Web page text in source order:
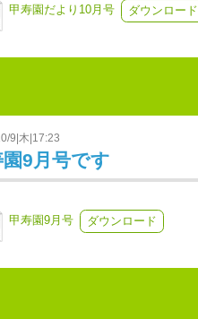
甲寿園だより10月号 ダウンロード
9|木|17:23
園9月号です
甲寿園9月号 ダウンロード